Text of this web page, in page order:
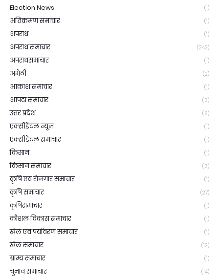
Election News (1)
अतिक्रमण समाचार (1)
अपराध (1)
अपराध समाचार (242)
अपराधसमाचार (1)
अमेठी (2)
आकाश समाचार (1)
आपदा समाचार (3)
उत्तर प्रदेश (6)
एक्सीडेंटल न्यूज़ (1)
एक्सीडेंटल समाचार (1)
किसान (1)
किसान समाचार (3)
कृषि एवं रोजगार समाचार (1)
कृषि समाचार (27)
कृषिसमाचार (1)
कौशल विकास समाचार (1)
खेल एवं पर्यावरण समाचार (1)
खेल समाचार (12)
ग्राम्य समाचार (1)
चुनाव समाचार (14)